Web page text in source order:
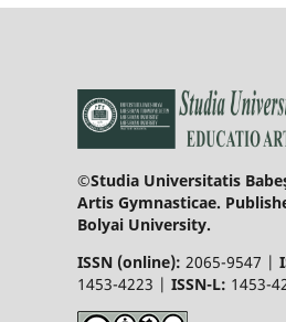
©Studia Universitatis
Artis Gymnasticae.
Bolyai University.
ISSN (online): 2065-9547 |
1453-4223 | ISSN-L: 1453-